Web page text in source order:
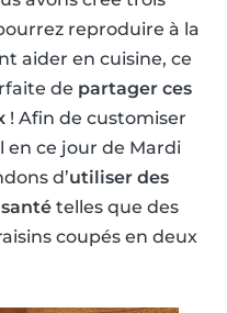
reproduire à la
aider en cuisine, ce
de partager ces
! Afin de customiser
en ce jour de Mardi
d’utiliser des
telles que des
coupés en deux